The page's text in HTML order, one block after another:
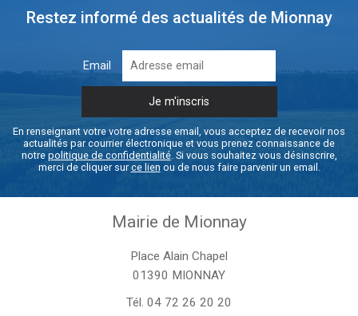
Restez informé des actualités de Mionnay
Email
En renseignant votre votre adresse email, vous acceptez de recevoir nos
actualités par courrier électronique et vous prenez connaissance de
notre politique de confidentialité. Si vous souhaitez vous désinscrire,
merci de cliquer surce lien ou de nous faire parvenir un email.
Mairie de Mionnay
Place Alain Chapel
01390 MIONNAY
Tél. 04 72 26 20 20